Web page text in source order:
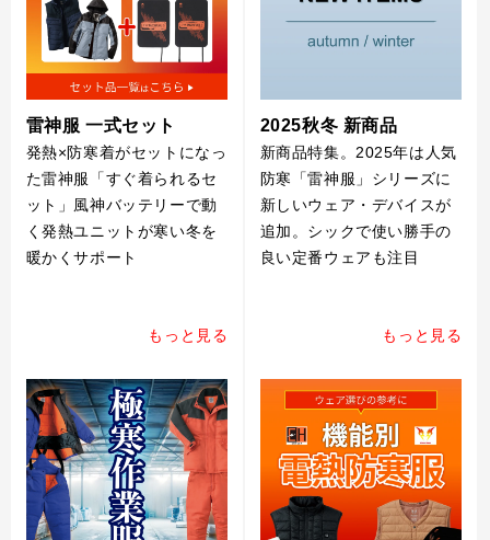
雷神服 一式セット
発熱×防寒着がセットになっ
た雷神服「すぐ着られるセ
ット」風神バッテリーで動
く発熱ユニットが寒い冬を
暖かくサポート
もっと見る
2025秋冬 新商品
新商品特集。2025年は人気
防寒「雷神服」シリーズに
新しいウェア・デバイスが
追加。シックで使い勝手の
良い定番ウェアも注目
もっと見る